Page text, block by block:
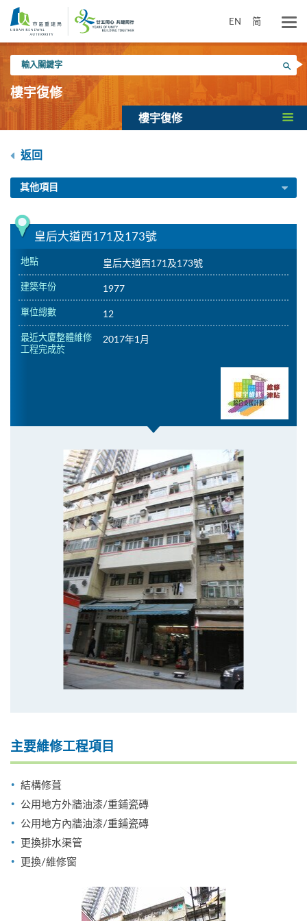
內
EN 简
入
關
鍵
搜尋
樓宇復修
樓宇復修
返回
其他項目
皇后大道西171及173號
地點 皇后大道西171及173號
建築年份 1977
單位總數 12
最近大廈整體維修
工程完成於
2017年1月
主要維修工程項目
結構修葺
公用地方外牆油漆/重鋪瓷磚
公用地方內牆油漆/重鋪瓷磚
更換排水渠管
更換/維修窗